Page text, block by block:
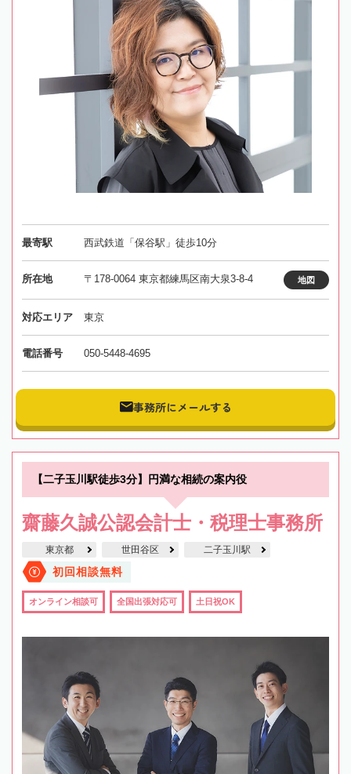
最寄駅 西武鉄道「保谷駅」徒歩10分
所在地 〒178-0064 東京都練馬区南大泉3-8-4 地図
対応エリア 東京
電話番号 050-5448-4695
事務所にメールする
【二子玉川駅徒歩3分】円満な相続の案内役
齋藤久誠公認会計士・税理士事務所
東京都 世田谷区 二子玉川駅
初回相談無料
オンライン相談可 全国出張対応可 土日祝OK